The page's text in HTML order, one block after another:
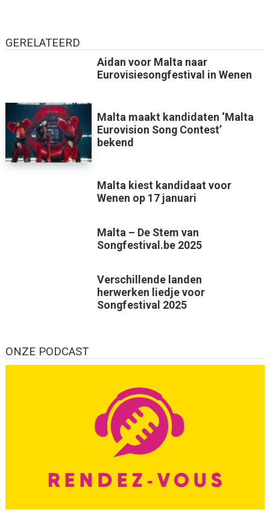
GERELATEERD
Aidan voor Malta naar
Eurovisiesongfestival in Wenen
Malta maakt kandidaten ‘Malta
Eurovision Song Contest’
bekend
Malta kiest kandidaat voor
Wenen op 17 januari
Malta – De Stem van
Songfestival.be 2025
Verschillende landen
herwerken liedje voor
Songfestival 2025
ONZE PODCAST